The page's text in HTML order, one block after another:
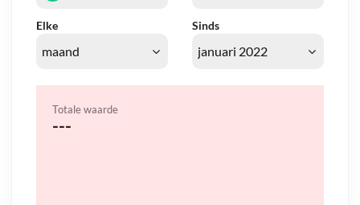
Elke Sinds
Totale waarde
---